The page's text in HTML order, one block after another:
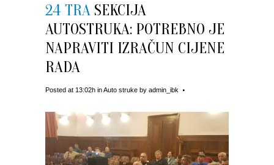
24 TRA SEKCIJA
AUTOSTRUKA: POTREBNO JE
NAPRAVITI IZRAČUN CIJENE
RADA
Posted at 13:02h inAuto struke by admin_ibk